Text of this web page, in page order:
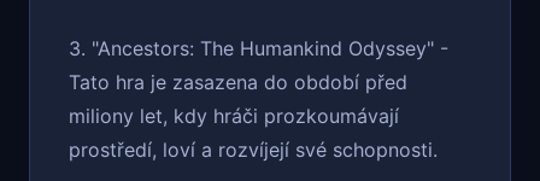
3. "Ancestors: The Humankind Odyssey" -
Tato hra je zasazena do období před
miliony let, kdy hráči prozkoumávají
prostředí, loví a rozvíjejí své schopnosti.